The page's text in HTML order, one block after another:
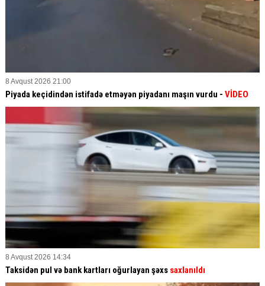
8 Avqust 2026 21:00
Piyada keçidindən istifadə etməyən piyadanı maşın vurdu - VİDEO
8 Avqust 2026 14:34
Taksidən pul və bank kartları oğurlayan şəxs saxlanıldı